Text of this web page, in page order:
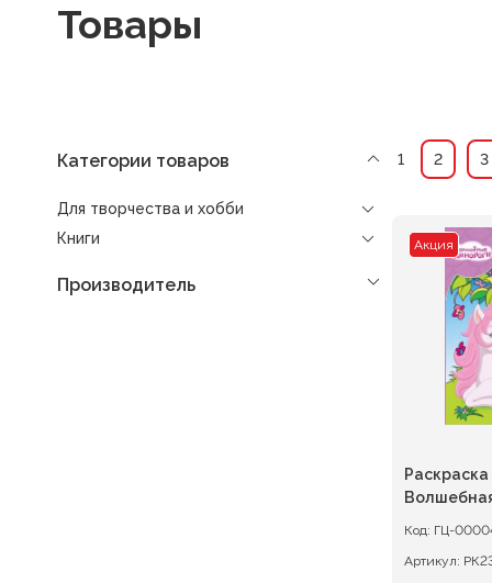
Товары
Категории товаров
Для творчества и хобби
Книги
Производитель
1 2 3
Акция
Код: ГЦ-
Артикул: